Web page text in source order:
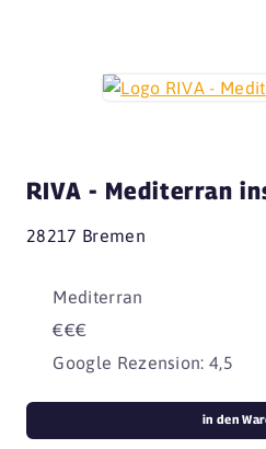
RIVA - Mediterran
28217 Bremen
Mediterran
€€€
Google Rezension: 4,5
in den